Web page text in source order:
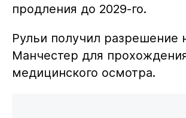
продления до 2029-го.
Рульи получил разрешение
Манчестер для
медицинского осмотра.